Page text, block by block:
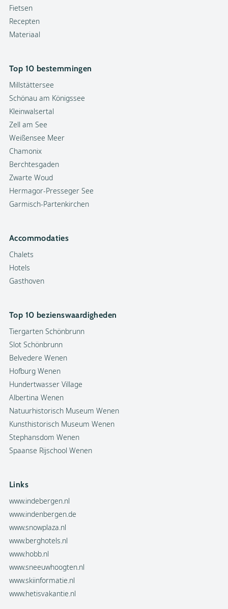
Fietsen
Recepten
Materiaal
Top 10 bestemmingen
Millstättersee
Schönau am Königssee
Kleinwalsertal
Zell am See
Weißensee Meer
Chamonix
Berchtesgaden
Zwarte Woud
Hermagor-Presseger See
Garmisch-Partenkirchen
Accommodaties
Chalets
Hotels
Gasthoven
Top 10 bezienswaardigheden
Tiergarten Schönbrunn
Slot Schönbrunn
Belvedere Wenen
Hofburg Wenen
Hundertwasser Village
Albertina Wenen
Natuurhistorisch Museum Wenen
Kunsthistorisch Museum Wenen
Stephansdom Wenen
Spaanse Rijschool Wenen
Links
www.indebergen.nl
www.indenbergen.de
www.snowplaza.nl
www.berghotels.nl
www.hobb.nl
www.sneeuwhoogten.nl
www.skiinformatie.nl
www.hetisvakantie.nl